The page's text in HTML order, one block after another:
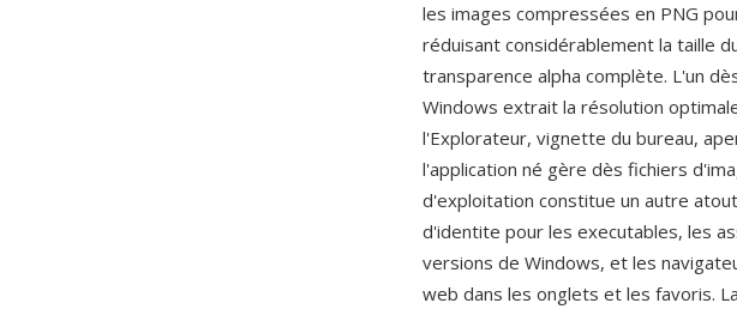
les images compressées en PNG
réduisant considérablement la taille
transparence alpha complète. L'un
Windows extrait la résolution
l'Explorateur, vignette du bureau,
l'application né gère dès fichiers
d'exploitation constitue un autre
d'identite pour les executables, les
versions de Windows, et les
web dans les onglets et les favoris.